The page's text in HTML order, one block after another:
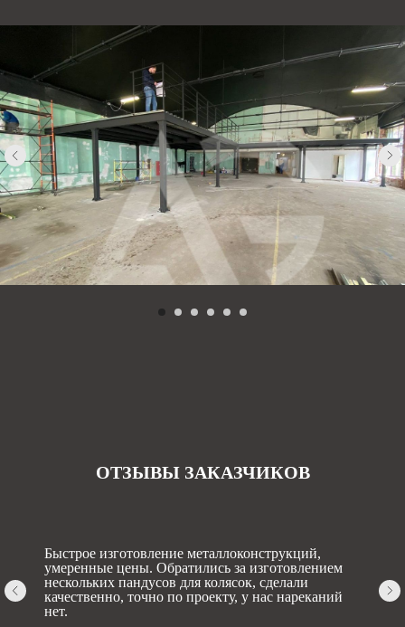
ОТЗЫВЫ ЗАКАЗЧИКОВ
Быстрое изготовление металлоконструкций,
умеренные цены. Обратились за изготовлением
нескольких пандусов для колясок, сделали
качественно, точно по проекту, у нас нареканий
нет.